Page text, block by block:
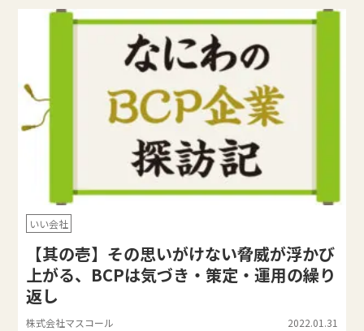
いい会社
【其の壱】その思いがけない脅威が浮かび
上がる、BCPは気づき・策定・運用の繰り
返し
株式会社マスコール 2022.01.31